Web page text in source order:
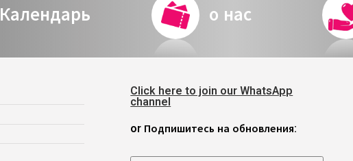
Календарь о нас
Click here to join our WhatsApp
channel
or Подпишитесь на обновления: